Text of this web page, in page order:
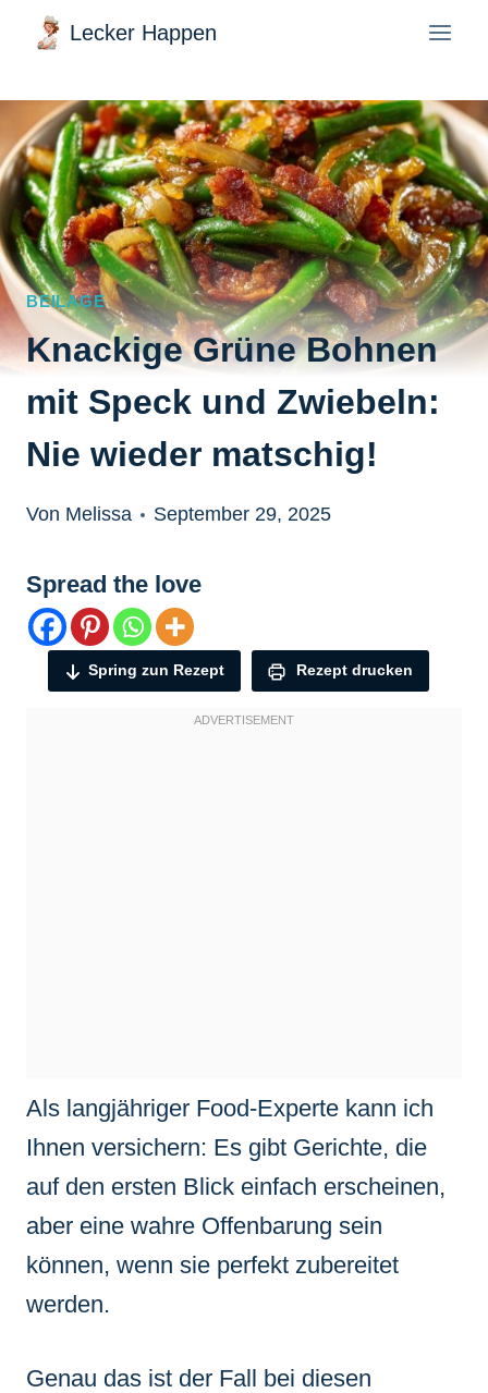
Zum
Inhalt
springen
Lecker Happen
BEILAGE
Knackige Grüne Bohnen
mit Speck und Zwiebeln:
Nie wieder matschig!
Von Melissa September 29, 2025
Spread the love
Spring zun Rezept Rezept drucken
Als langjähriger Food-Experte kann ich
Ihnen versichern: Es gibt Gerichte, die
auf den ersten Blick einfach erscheinen,
aber eine wahre Offenbarung sein
können, wenn sie perfekt zubereitet
werden.
Genau das ist der Fall bei diesen